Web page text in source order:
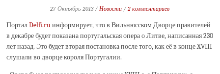
27-Октябрь-2013/Новости /2 комментариев
ПорталDelfi.ruинформирует, что в Вильнюсском Дворце правителей
в декабре будет показана португальская опера о Литве, написанная 230
лет назад. Это будет вторая постановка после того, как её в конце XVIII
слушали во дворце короля Португалии.